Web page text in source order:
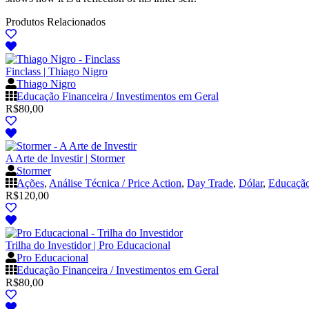
Produtos Relacionados
Finclass | Thiago Nigro
Thiago Nigro
Educação Financeira / Investimentos em Geral
R$80,00
A Arte de Investir | Stormer
Stormer
Ações, Análise Técnica / Price Action, Day Trade, Dólar,
R$120,00
Trilha do Investidor | Pro Educacional
Pro Educacional
Educação Financeira / Investimentos em Geral
R$80,00